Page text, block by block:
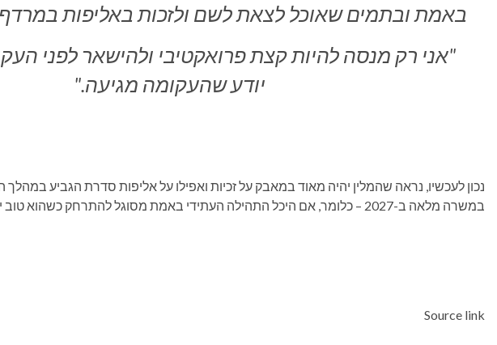
באמת ובתמים שאוכל לצאת לשם ולזכות באליפות במרדף של 10
"אני רק מנסה להיות קצת פרואקטיבי ולהישאר לפני
יודע שהעקומה מגיעה."
נכון לעכשיו, נראה שהמלין יהיה מאוד במאבק על זכיות ואפילו על אליפות סדרת הגביע במהלך
במשרה מלאה ב-2027 – כלומר, אם היכל התהילה העתידי באמת מסוגל להתרחק כשהוא טוב יותר ממה שהיה אי פעם.
Source link